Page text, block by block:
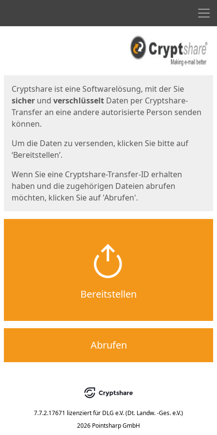
Cryptshare ist eine Softwarelösung, mit der Sie
sicher und verschlüsselt Daten per Cryptshare-
Transfer an eine andere autorisierte Person senden
können.
Um die Daten zu versenden, klicken Sie bitte auf
‘Bereitstellen’.
Wenn Sie eine Cryptshare-Transfer-ID erhalten
haben und die zugehörigen Dateien abrufen
möchten, klicken Sie auf 'Abrufen'.
Bereitstellen
Abrufen
7.7.2.17671 lizenziert für DLG e.V. (Dt. Landw. -Ges. e.V.)
2026 Pointsharp GmbH